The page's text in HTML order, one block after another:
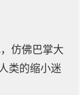
仿佛巴掌大
类的缩小迷